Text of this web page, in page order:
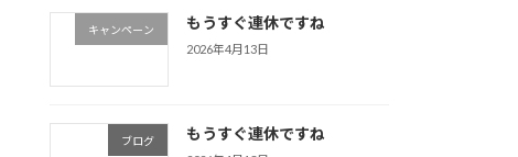
キャンペーン もうすぐ連休ですね
2026年4月13日
ブログ もうすぐ連休ですね